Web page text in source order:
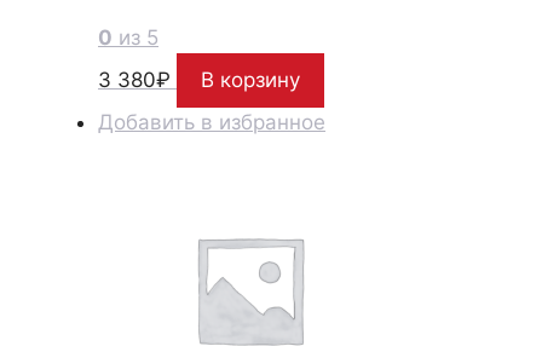
0 из 5
3 380₽
В корзину
Добавить в избранное